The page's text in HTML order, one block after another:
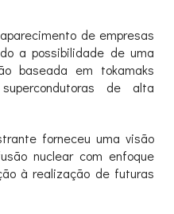
de empresas
a possibilidade de uma
baseada em tokamaks
de alta
forneceu uma visão
nuclear com enfoque
à realização de futuras